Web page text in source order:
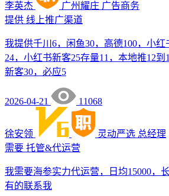
李英杰 广州耀庄 广告商务
提供 线上推广渠道
我提供千川6，闲鱼30，高德100，小红
24，小红书新客25存量11，本地推12
新客30，必应5
2026-04-21 11068
徐安领 灵动严选 总经理
需要 托管&代运营
我需要海参实力代运营，日均15000，
有的联系我